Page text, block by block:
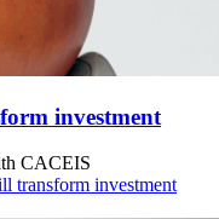
investment
CACEIS
transform investment